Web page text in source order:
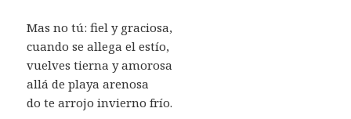
Mas no tú: fiel y graciosa,
cuando se allega el estío,
vuelves tierna y amorosa
allá de playa arenosa
do te arrojo invierno frío.